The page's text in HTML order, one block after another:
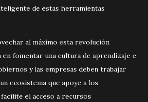
de estas herramientas
al máximo esta revolución
fomentar una cultura de aprendizaje e
y las empresas deben trabajar
ecosistema que apoye a los
el acceso a recursos